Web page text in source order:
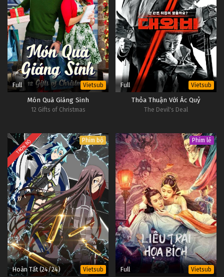
Full Vietsub
Món Quà Giáng Sinh
12 Gifts of Christmas
Full Vietsub
Thỏa Thuận Với Ác Quỷ
The Devil's Deal
TRỌN BỘ Phim bộ
Hoàn Tất (24/24) Vietsub
Phim lẻ
Full Vietsub